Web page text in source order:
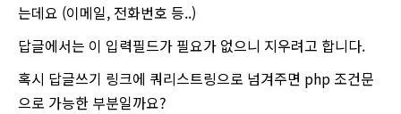
는데요 (이메일, 전화번호 등..)
답글에서는 이 입력필드가 필요가 없으니 지우려고 합니다.
혹시 답글쓰기 링크에 쿼리스트링으로 넘겨주면 php 조건문
으로 가능한 부분일까요?